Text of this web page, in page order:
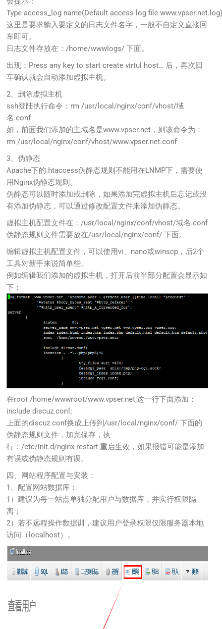
Type access_log name(Default access log
这里是要求输入要定义的日志文件名字，一般不自定义直接回
车即可。
日志文件存放在：/home/wwwlogs/ 下面。
出现：Press any key to start create virtul host… 后，再次回
车确认就会自动添加虚拟主机。
2、删除虚拟主机
ssh登陆执行命令：rm /usr/local/nginx/conf/vhost/域
名.conf
如，前面我们添加的主域名是www.vpser.net，则该命令为：
rm /usr/local/nginx/conf/vhost/www.vpser.net.conf
3、伪静态
Apache下的.htaccess伪静态规则不能用在LNMP下，需要使
用Nginx伪静态规则。
伪静态可以随时添加或删除，如果添加完虚拟主机后忘记或没
有添加伪静态，可以通过修改配置文件来添加伪静态。
虚拟主机配置文件在：/usr/local/nginx/conf/vhost/域名.conf
伪静态规则文件需要放在/usr/local/nginx/conf/ 下面。
编辑虚拟主机配置文件，可以使用vi、nano或winscp，后2个
工具对新手来说简单些。
例如编辑我们添加的虚拟主机，打开后前半部分配置会显示如
下：
在root /home/wwwroot/www.vpser.net;这一行下面添加：
include discuz.conf;
上面的discuz.conf换成上传到/usr/local/nginx/conf/ 下面的
伪静态规则文件，加完保存，执
行：/etc/init.d/nginx restart 重启生效，如果报错可能是添加
有误或伪静态规则有误。
四、网站程序配置与安装：
1、配置网站数据库：
1）建议为每一站点单独分配用户与数据库，并实行权限隔
离；
2）若不远程操作数据训，建议用户登录权限仅限服务器本地
访问（localhost）。